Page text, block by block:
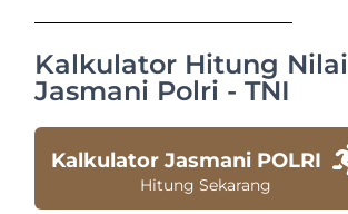
Kalkulator Hitung Nilai
Jasmani Polri - TNI
Kalkulator Jasmani POLRI
Hitung Sekarang